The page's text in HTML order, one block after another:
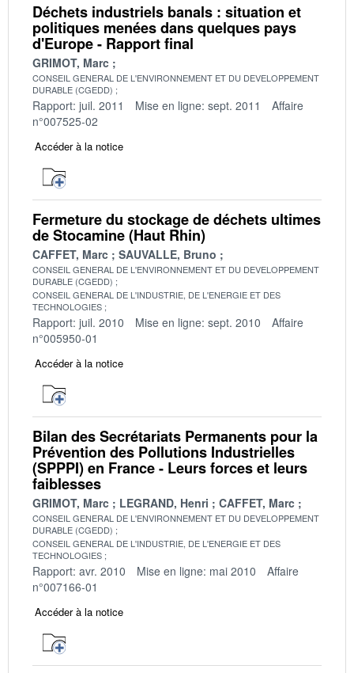
Déchets industriels banals : situation et
politiques menées dans quelques pays
d'Europe - Rapport final
GRIMOT, Marc
CONSEIL GENERAL DE L'ENVIRONNEMENT ET DU DEVELOPPEMENT
DURABLE (CGEDD)
Rapport: juil. 2011 Mise en ligne: sept. 2011
Affaire
n°007525-02
Accéder à la notice
Fermeture du stockage de déchets ultimes
de Stocamine (Haut Rhin)
CAFFET, Marc SAUVALLE, Bruno
CONSEIL GENERAL DE L'ENVIRONNEMENT ET DU DEVELOPPEMENT
DURABLE (CGEDD)
CONSEIL GENERAL DE L'INDUSTRIE, DE L'ENERGIE ET DES
TECHNOLOGIES
Rapport: juil. 2010 Mise en ligne: sept. 2010
Affaire
n°005950-01
Accéder à la notice
Bilan des Secrétariats Permanents pour la
Prévention des Pollutions Industrielles
(SPPPI) en France - Leurs forces et leurs
faiblesses
GRIMOT, Marc LEGRAND, Henri CAFFET, Marc
CONSEIL GENERAL DE L'ENVIRONNEMENT ET DU DEVELOPPEMENT
DURABLE (CGEDD)
CONSEIL GENERAL DE L'INDUSTRIE, DE L'ENERGIE ET DES
TECHNOLOGIES
Rapport: avr. 2010 Mise en ligne: mai 2010
Affaire
n°007166-01
Accéder à la notice